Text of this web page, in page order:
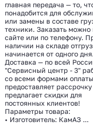
главная передача — то,
понадобится для
или замены в составе
техники. Заказать можно
сайте или по телефону.
наличии на складе
начинается от одного дня.
Доставка — по всей
"Сервисный центр - 3"
со всеми формами
предоставляет
предлагает скидки для
постоянных клиентов!
Параметры товара:
• Изготовитель: КамАЗ ...